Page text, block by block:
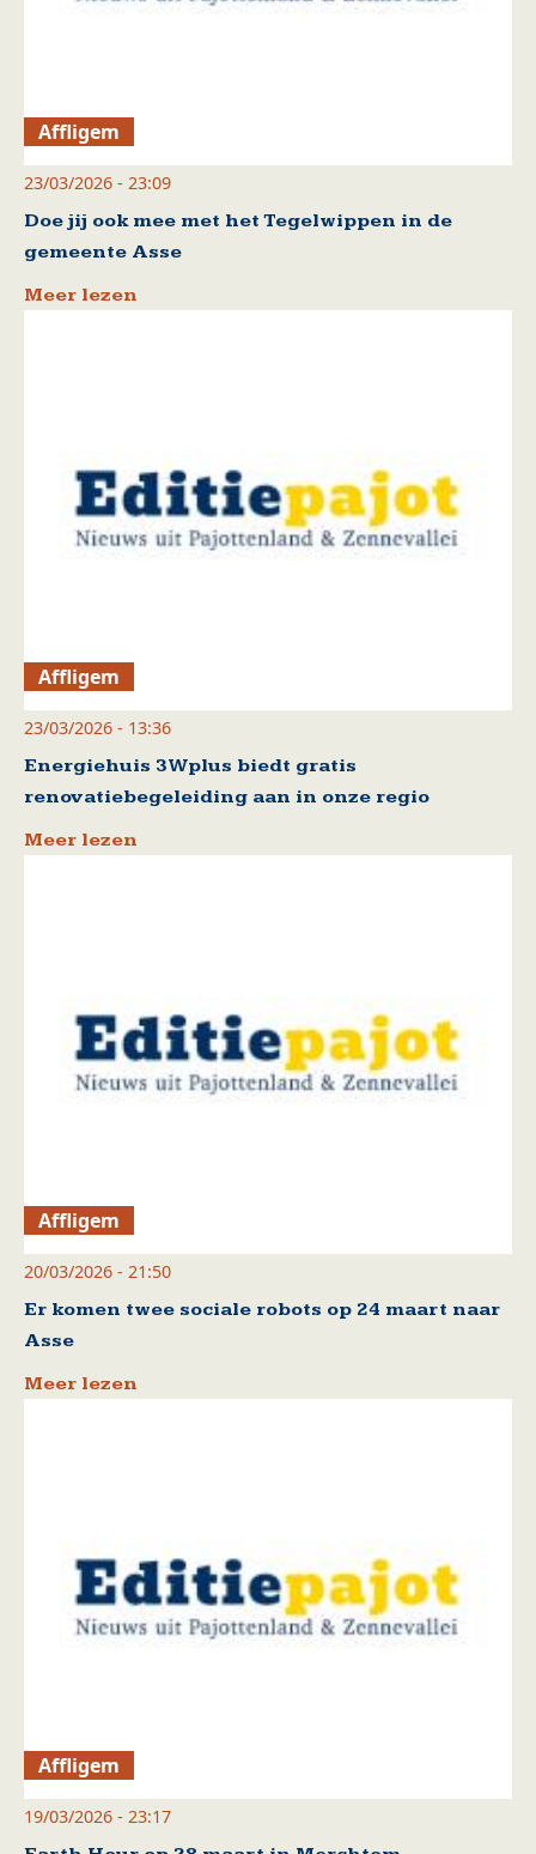
Affligem
23/03/2026 - 23:09
Doe jij ook mee met het Tegelwippen in de
gemeente Asse
Meer lezen
Affligem
23/03/2026 - 13:36
Energiehuis 3Wplus biedt gratis
renovatiebegeleiding aan in onze regio
Meer lezen
Affligem
20/03/2026 - 21:50
Er komen twee sociale robots op 24 maart naar
Asse
Meer lezen
Affligem
19/03/2026 - 23:17